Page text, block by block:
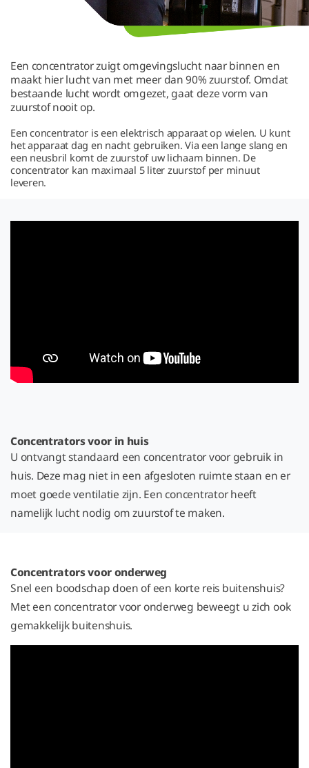
Een concentrator zuigt omgevingslucht naar binnen en
maakt hier lucht van met meer dan 90% zuurstof. Omdat
bestaande lucht wordt omgezet, gaat deze vorm van
zuurstof nooit op.
Een concentrator is een elektrisch apparaat op wielen. U kunt
het apparaat dag en nacht gebruiken. Via een lange slang en
een neusbril komt de zuurstof uw lichaam binnen. De
concentrator kan maximaal 5 liter zuurstof per minuut
leveren.
Concentrators voor in huis
U ontvangt standaard een concentrator voor gebruik in
huis. Deze mag niet in een afgesloten ruimte staan en er
moet goede ventilatie zijn. Een concentrator heeft
namelijk lucht nodig om zuurstof te maken.
Concentrators voor onderweg
Snel een boodschap doen of een korte reis buitenshuis?
Met een concentrator voor onderweg beweegt u zich ook
gemakkelijk buitenshuis.